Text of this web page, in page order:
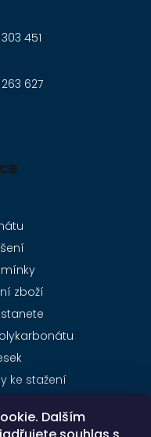
Dalším
451
627
zboží
ke stažení